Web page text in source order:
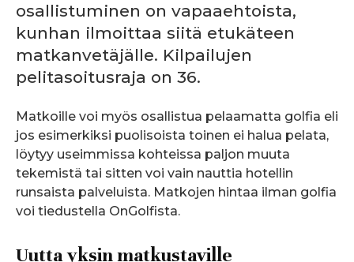
osallistuminen on vapaaehtoista,
kunhan ilmoittaa siitä etukäteen
matkanvetäjälle. Kilpailujen
pelitasoitusraja on 36.
Matkoille voi myös osallistua pelaamatta golfia eli
jos esimerkiksi puolisoista toinen ei halua pelata,
löytyy useimmissa kohteissa paljon muuta
tekemistä tai sitten voi vain nauttia hotellin
runsaista palveluista. Matkojen hintaa ilman golfia
voi tiedustella OnGolfista.
Uutta yksin matkustaville